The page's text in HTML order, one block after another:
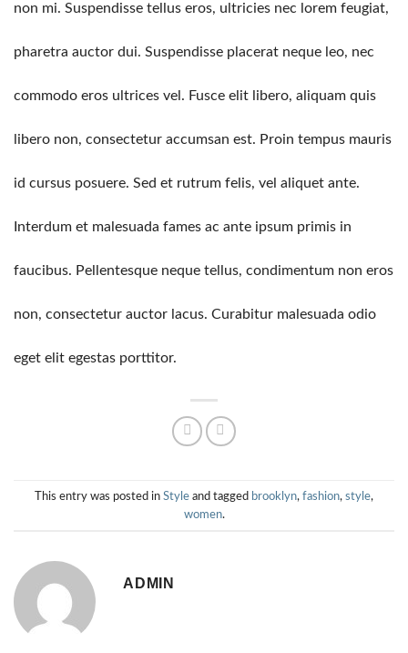
non mi. Suspendisse tellus eros, ultricies nec lorem feugiat,
pharetra auctor dui. Suspendisse placerat neque leo, nec
commodo eros ultrices vel. Fusce elit libero, aliquam quis
libero non, consectetur accumsan est. Proin tempus mauris
id cursus posuere. Sed et rutrum felis, vel aliquet ante.
Interdum et malesuada fames ac ante ipsum primis in
faucibus. Pellentesque neque tellus, condimentum non eros
non, consectetur auctor lacus. Curabitur malesuada odio
eget elit egestas porttitor.
This entry was posted in Style and tagged brooklyn, fashion, style,
women.
ADMIN